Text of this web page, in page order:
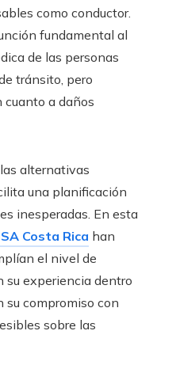
como conductor.
fundamental al
de las personas
tránsito, pero
a daños
alternativas
una planificación
inesperadas. En esta
Costa Rica han
el nivel de
su experiencia dentro
su compromiso con
sobre las